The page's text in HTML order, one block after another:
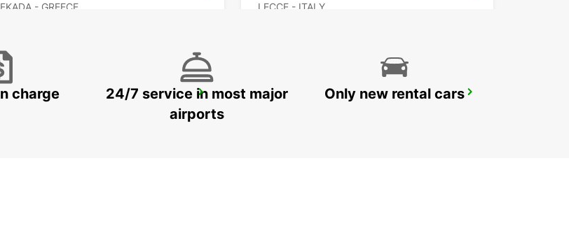
- GREECE LECCE - ITALY
AIRPORT OHRID ST PAUL THE APOSTLE AIRPORT
charge
24/7 service in most major
airports
Only new rental cars